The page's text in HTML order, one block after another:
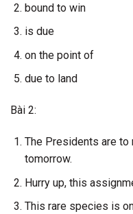
bound to win
is due
on the point of
due to land
Bài 2:
The Presidents are to
tomorrow.
Hurry up, this
This rare species is